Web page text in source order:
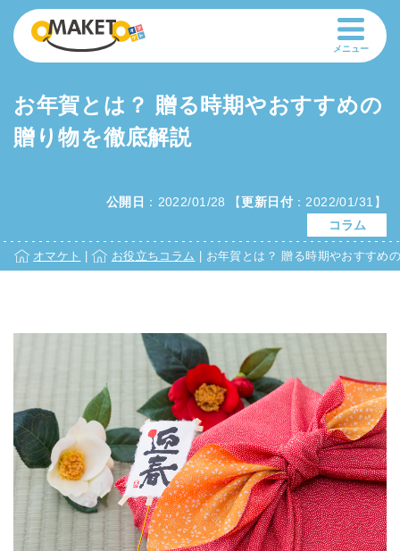
メニュー
お年賀とは？ 贈る時期やおすすめの
贈り物を徹底解説
公開日 ： 2022/01/28 【更新日付： 2022/01/31 】
コラム
オマケト お役立ちコラム お年賀とは？ 贈る時期やおすすめ